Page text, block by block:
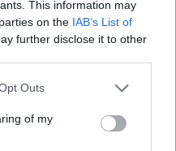
This information may
on the IAB’s List of
further disclose it to other
Outs
of my